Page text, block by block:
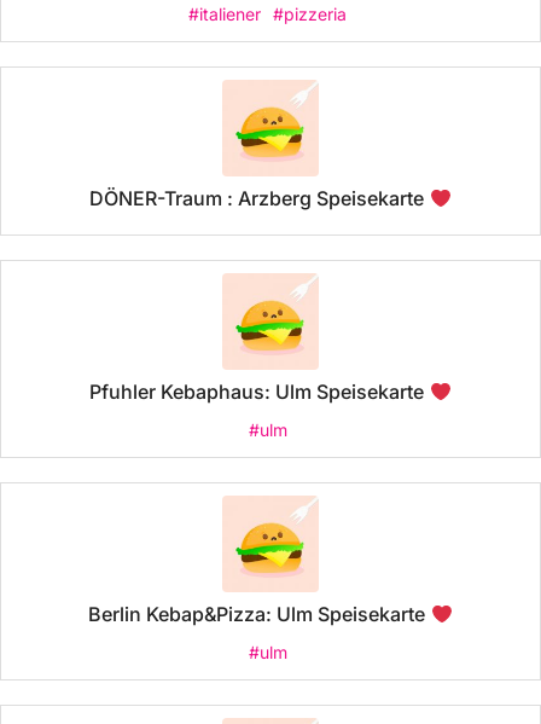
#italiener #pizzeria
DÖNER-Traum : Arzberg Speisekarte
Pfuhler Kebaphaus: Ulm Speisekarte
#ulm
Berlin Kebap&Pizza: Ulm Speisekarte
#ulm